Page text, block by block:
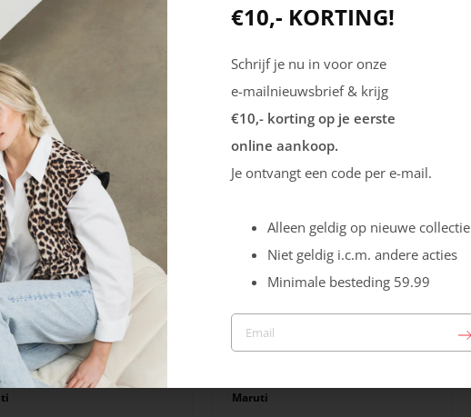
Maruti
€10,- KORTING!
Schrijf je nu in voor onze
e-mailnieuwsbrief & krijg
€10,- korting op je eerste
online aankoop.
Je ontvangt een code per e-mail.
Alleen geldig op nieuwe collectie
Niet geldig i.c.m. andere acties
Minimale besteding 59.99